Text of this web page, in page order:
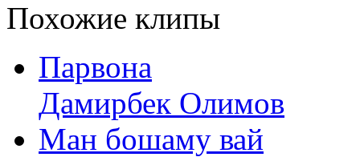
Похожие клипы
Парвона
Дамирбек Олимов
Ман бошаму вай